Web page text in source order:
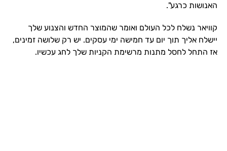
האנושות כרגע".
קוויאר נשלח לכל העולם ואומר שהמוצר החדש והצנוע שלך
יישלח אליך תוך יום עד חמישה ימי עסקים. יש רק שלושה זמינים,
אז התחל לחסל מתנות מרשימת הקניות שלך לחג עכשיו.